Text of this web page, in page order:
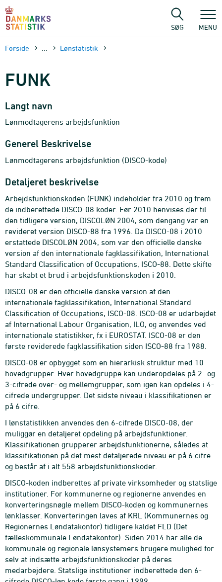
sidens
SØG MENU
Forside Lønstatistik
FUNK
Langt navn
Lønmodtagerens arbejdsfunktion
Generel Beskrivelse
Lønmodtagerens arbejdsfunktion (DISCO-kode)
Detaljeret beskrivelse
Arbejdsfunktionskoden (FUNK) indeholder fra 2010 og frem
de indberettede DISCO-08 koder. Før 2010 henvises der til
den tidligere version, DISCOLØN 2004, som dengang var en
revideret version DISCO-88 fra 1996. Da DISCO-08 i 2010
erstattede DISCOLØN 2004, som var den officielle danske
version af den internationale fagklassifikation, International
Standard Classification of Occupations, ISCO-88. Dette skifte
har skabt et brud i arbejdsfunktionskoden i 2010.
DISCO-08 er den officielle danske version af den
internationale fagklassifikation, International Standard
Classification of Occupations, ISCO-08. ISCO-08 er udarbejdet
af International Labour Organisation, ILO, og anvendes ved
internationale statistikker, fx i EUROSTAT. ISCO-08 er den
første reviderede fagklassifikation siden ISCO-88 fra 1988.
DISCO-08 er opbygget som en hierarkisk struktur med 10
hovedgrupper. Hver hovedgruppe kan underopdeles på 2- og
3-cifrede over- og mellemgrupper, som igen kan opdeles i 4-
cifrede undergrupper. Det sidste niveau i klassifikationen er
på 6 cifre.
I lønstatistikken anvendes den 6-cifrede DISCO-08, der
muliggør en detaljeret opdeling på arbejdsfunktioner.
Klassifikationen grupperer arbejdsfunktionerne, således at
klassifikationen på det mest detaljerede niveau er på 6 cifre
og består af i alt 558 arbejdsfunktionskoder.
DISCO-koden indberettes af private virksomheder og statslige
institutioner. For kommunerne og regionerne anvendes en
konverteringsnøgle mellem DISCO-koden og kommunernes
lønklasser. Konverteringen laves af KRL (Kommunernes og
Regionernes Løndatakontor) tidligere kaldet FLD (Det
fælleskommunale Løndatakontor). Siden 2014 har alle de
kommunale og regionale lønsystemers brugere mulighed for
selv at indsætte arbejdsfunktionskoder på deres
medarbejdere. Statslige institutioner indberettede den 6-